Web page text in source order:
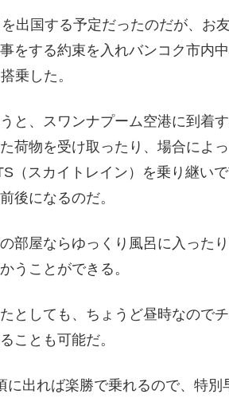
出国する予定だったのだが、お
をする約束を入れバンコク市内
乗した。
と、スワンナプーム空港に到着
荷物を受け取ったり、場合によ
（スカイトレイン）を乗り継い
後になるのだ。
部屋ならゆっくり風呂に入った
うことができる。
としても、ちょうど昼時なので
ことも可能だ。
に出れば楽勝で乗れるので、特